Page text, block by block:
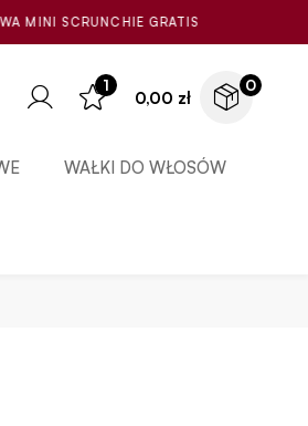
1
0,00 zł
0
WAŁKI DO WŁOSÓW